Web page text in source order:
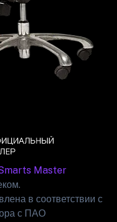
Master
в соответствии с
с ПАО